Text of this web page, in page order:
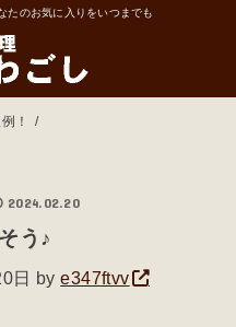
たのお気に入りをいつまでも
！
2024.02.20
う♪
日 bye347ftvv